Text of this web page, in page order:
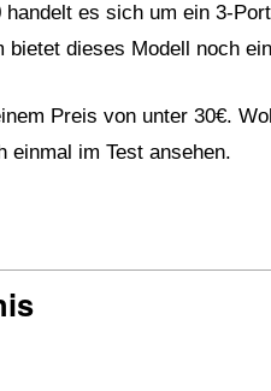
es sich um ein 3-
bietet dieses Modell noch
Preis von unter 30€.
einmal im Test ansehen.